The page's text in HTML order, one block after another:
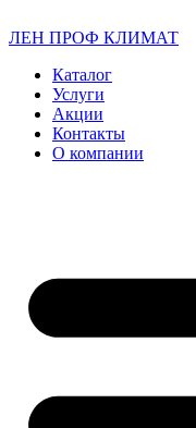
ЛЕН ПРОФ КЛИМАТ
Каталог
Услуги
Акции
Контакты
О компании